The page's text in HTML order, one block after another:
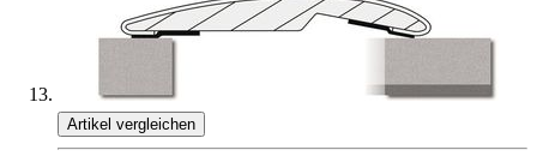
Artikel vergleichen